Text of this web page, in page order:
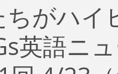
ネス リスク
ちがハイ
英語ニ